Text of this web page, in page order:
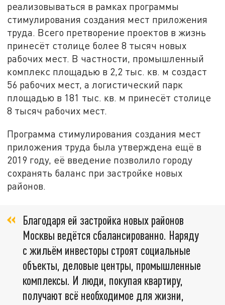
реализовываться в рамках программы
стимулирования создания мест приложения
труда. Всего претворение проектов в жизнь
принесёт столице более 8 тысяч новых
рабочих мест. В частности, промышленный
комплекс площадью в 2,2 тыс. кв. м создаст
56 рабочих мест, а логистический парк
площадью в 181 тыс. кв. м принесёт столице
8 тысяч рабочих мест.
Программа стимулирования создания мест
приложения труда была утверждена ещё в
2019 году, её введение позволило городу
сохранять баланс при застройке новых
районов.
Благодаря ей застройка новых районов
Москвы ведётся сбалансированно. Наряду
с жильём инвесторы строят социальные
объекты, деловые центры, промышленные
комплексы. И люди, покупая квартиру,
получают всё необходимое для жизни,